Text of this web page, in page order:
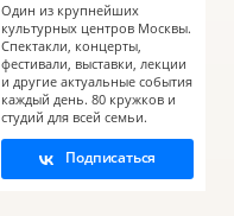
Один из крупнейших
культурных центров Москвы.
Спектакли, концерты,
фестивали, выставки, лекции
и другие актуальные события
каждый день. 80 кружков и
студий для всей семьи.
Подписаться